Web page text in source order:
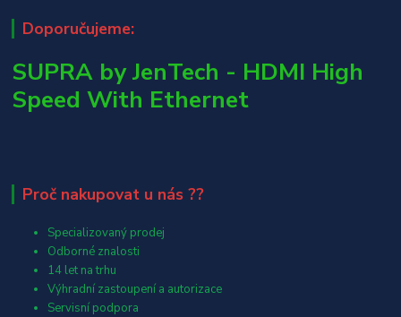
Doporučujeme:
SUPRA by JenTech - HDMI High
Speed With Ethernet
Proč nakupovat u nás ??
Specializovaný prodej
Odborné znalosti
14 let na trhu
Výhradní zastoupení a autorizace
Servisní podpora